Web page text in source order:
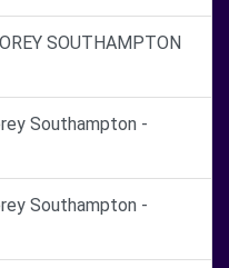
SOUTHAMPTON
Southampton -
Southampton -